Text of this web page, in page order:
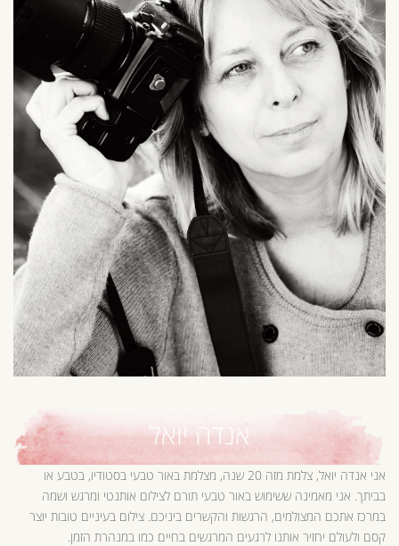
אנדה יואל
אני אנדה יואל, צלמת מזה 20 שנה, מצלמת באור טבעי בסטודיו, בטבע או
בביתך. אני מאמינה ששימוש באור טבעי תורם לצילום אותנטי ומרגש ושמה
במרכז אתכם המצולמים, הרגשות והקשרים ביניכם. צילום בעיניים טובות יוצר
קסם ולעולם יחזיר אותנו לרגעים המרגשים בחיים כמו במנהרת הזמן.